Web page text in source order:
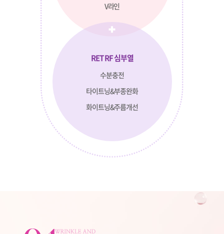
V라인
RET RF 심부열
수분충전
타이트닝&부종완화
화이트닝&주름개선